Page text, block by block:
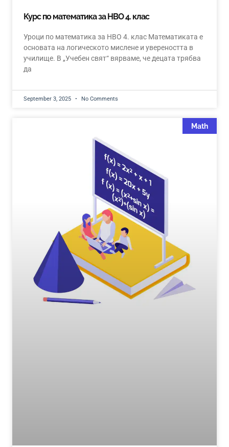
Курс по математика за НВО 4. клас
Уроци по математика за НВО 4. клас Математиката е
основата на логическото мислене и увереността в
училище. В „Учебен свят“ вярваме, че децата трябва
да
September 3, 2025 No Comments
Math